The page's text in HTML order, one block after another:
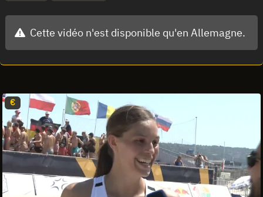
Cette vidéo n'est disponible qu'en Allemagne.
€